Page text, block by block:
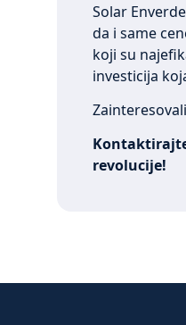
Solar
da i same
koji su
investicija
revolucije!